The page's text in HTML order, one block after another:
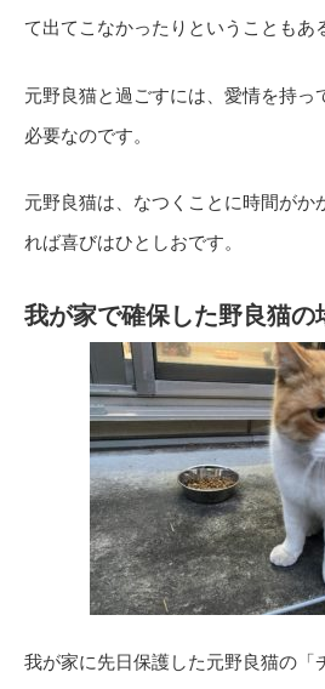
て出てこなかったりということもあ
元野良猫と過ごすには、愛情を持っ
必要なのです。
元野良猫は、なつくことに時間がか
れば喜びはひとしおです。
我が家で確保した野良猫の
我が家に先日保護した元野良猫の「